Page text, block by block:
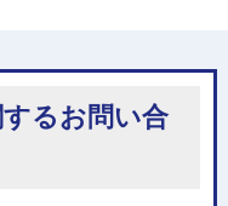
るお問い合